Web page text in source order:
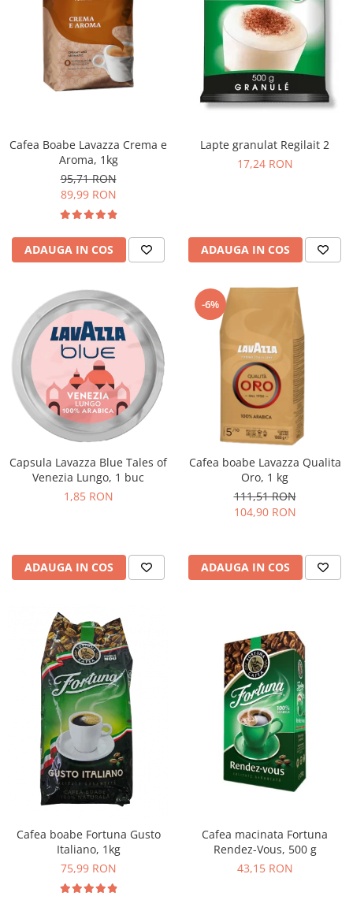
Cafea Boabe Lavazza Crema e
Aroma, 1kg
95,71 RON
89,99 RON
ADAUGA IN COS
Lapte granulat Regilait 2
17,24 RON
ADAUGA IN COS
Capsula Lavazza Blue Tales of
Venezia Lungo, 1 buc
1,85 RON
ADAUGA IN COS
-6%
Cafea boabe Lavazza Qualita
Oro, 1 kg
111,51 RON
104,90 RON
ADAUGA IN COS
Cafea boabe Fortuna Gusto
Italiano, 1kg
75,99 RON
Cafea macinata Fortuna
Rendez-Vous, 500 g
43,15 RON